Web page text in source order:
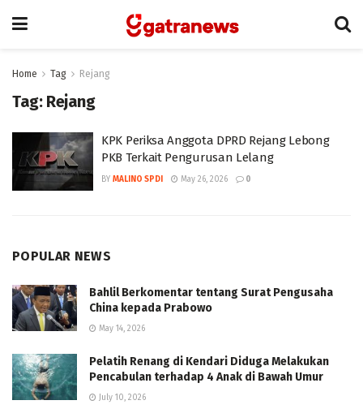
Home Tag Rejang
Tag: Rejang
KPK Periksa Anggota DPRD Rejang Lebong
PKB Terkait Pengurusan Lelang
BY MALINO SPDI May 26, 2026 0
POPULAR NEWS
Bahlil Berkomentar tentang Surat Pengusaha
China kepada Prabowo
May 14, 2026
Pelatih Renang di Kendari Diduga Melakukan
Pencabulan terhadap 4 Anak di Bawah Umur
July 10, 2026